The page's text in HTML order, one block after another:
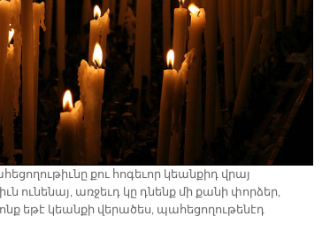
քու հոգեւոր կեանքիդ վրայ
ունենայ, առջեւդ կը դնենք մի քանի փորձեր,
եթէ կեանքի վերածես, պահեցողութենէդ